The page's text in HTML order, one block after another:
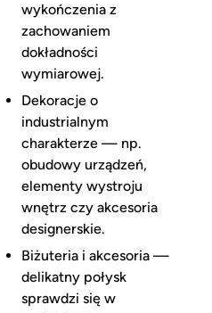
wykończenia z
zachowaniem
dokładności
wymiarowej.
Dekoracje o
industrialnym
charakterze — np.
obudowy urządzeń,
elementy wystroju
wnętrz czy akcesoria
designerskie.
Biżuteria i akcesoria —
delikatny połysk
sprawdzi się w